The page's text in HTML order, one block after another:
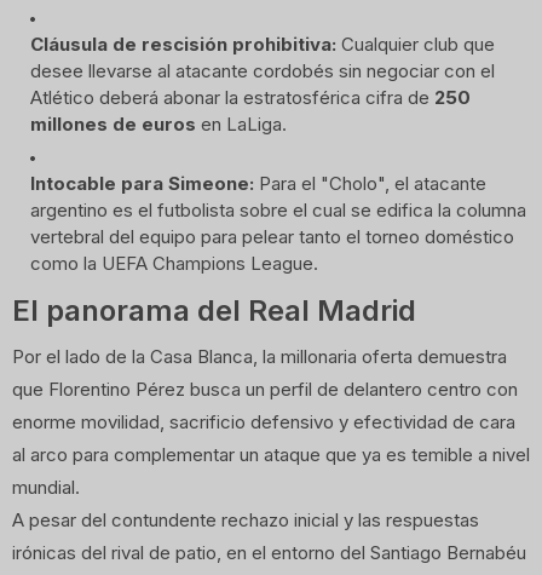
Cláusula de rescisión prohibitiva: Cualquier club que
desee llevarse al atacante cordobés sin negociar con el
Atlético deberá abonar la estratosférica cifra de 250
millones de euros en LaLiga.
Intocable para Simeone: Para el "Cholo", el atacante
argentino es el futbolista sobre el cual se edifica la columna
vertebral del equipo para pelear tanto el torneo doméstico
como la UEFA Champions League.
El panorama del Real Madrid
Por el lado de la Casa Blanca, la millonaria oferta demuestra
que Florentino Pérez busca un perfil de delantero centro con
enorme movilidad, sacrificio defensivo y efectividad de cara
al arco para complementar un ataque que ya es temible a nivel
mundial.
A pesar del contundente rechazo inicial y las respuestas
irónicas del rival de patio, en el entorno del Santiago Bernabéu